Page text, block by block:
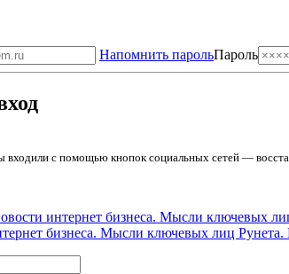
Напомнить парольПароль
входили с помощью кнопок социальных сетей —
бизнеса. Мысли ключевых лиц Рунета.